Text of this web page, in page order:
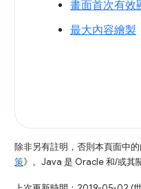
畫面首次有效
最大內容繪製
除非另有註明，否則本頁面中
策》。Java 是 Oracle 和/或其